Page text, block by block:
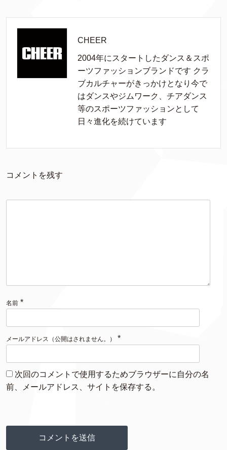
CHEER
2004年にスタートしたダンス＆スポ
ーツファッションブランドです クラ
ブカルチャーがきっかけとなり今で
はダンスやジムワーク、チアダンス
等のスポーツファッションとして
日々進化を続けています
コメントを残す
名前 *
メールアドレス（公開はされません。） *
次回のコメントで使用するためブラウザーに自分の名
前、メールアドレス、サイトを保存する。